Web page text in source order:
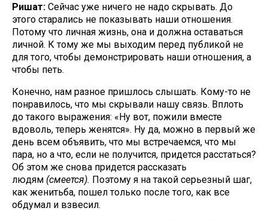
Ришат: Сейчас уже ничего не надо скрывать. До
этого старались не показывать наши отношения.
Потому что личная жизнь, она и должна оставаться
личной. К тому же мы выходим перед публикой не
для того, чтобы демонстрировать наши отношения, а
чтобы петь.
Конечно, нам разное пришлось слышать. Кому-то не
понравилось, что мы скрывали нашу связь. Вплоть
до такого выражения: «Ну вот, пожили вместе
вдоволь, теперь женятся». Ну да, можно в первый же
день всем объявить, что мы встречаемся, что мы
пара, но а что, если не получится, придется расстаться?
Об этом же снова придется рассказать
людям (смеется). Поэтому я на такой серьезный шаг,
как женитьба, пошел только после того, как все
обдумал и взвесил.